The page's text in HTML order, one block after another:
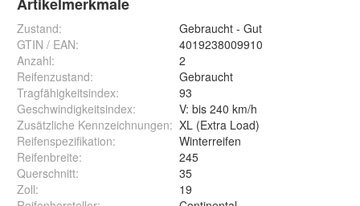
Artikelmerkmale
Zustand:
Gebraucht - Gut
GTIN / EAN:
4019238009910
Anzahl:
2
Reifenzustand:
Gebraucht
Tragfähigkeitsindex:
93
Geschwindigkeitsindex:
V: bis 240 km/h
Zusätzliche Kennzeichnungen: XL (Extra Load)
Reifenspezifikation:
Winterreifen
Reifenbreite:
245
Querschnitt:
35
Zoll:
19